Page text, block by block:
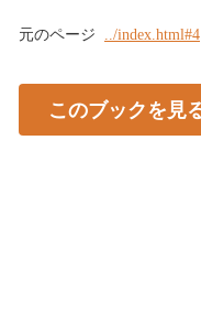
元のページ ../index.html#4
このブックを見